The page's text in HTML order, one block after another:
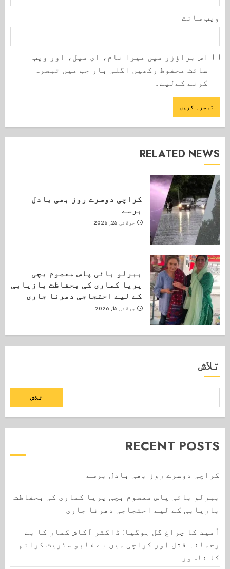
ویب‌ سائٹ
اس براؤزر میں میرا نام، ای میل، اور ویب
سائٹ محفوظ رکھیں اگلی بار جب میں تبصرہ
کرنے کےلیے۔
RELATED NEWS
کراچی دوسرے روز بھی بادل
برسے
جولائی 25, 2026
ببرلو بائی پاس معصوم بچی
پریا کماری کی بحفاظت بازیابی
کے لیے احتجاجی دھرنا جاری
جولائی 15, 2026
تلاش
تلاش
RECENT POSTS
کراچی دوسرے روز بھی بادل برسے
ببرلو بائی پاس معصوم بچی پریا کماری کی بحفاظت
بازیابی کے لیے احتجاجی دھرنا جاری
اُمید کا چراغ گل ہوگیا: ڈاکٹر آکاش کمار کا بے
رحمانہ قتل اور کراچی میں بے قابو سٹریٹ کرائم
کا ناسور